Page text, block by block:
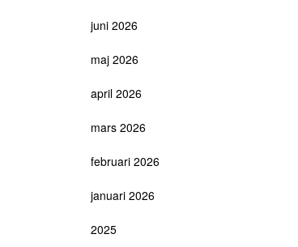
juni 2026
maj 2026
april 2026
mars 2026
februari 2026
januari 2026
2025